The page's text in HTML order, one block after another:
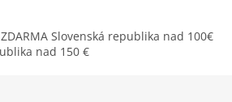
ZDARMA Slovenská republika nad 100€
nad 150 €